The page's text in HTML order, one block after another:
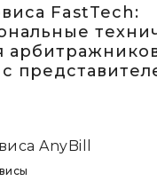
FastTech: